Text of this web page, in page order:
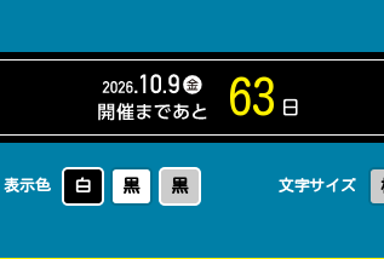
63 日
表示色 白 黒 黒 文字サイズ